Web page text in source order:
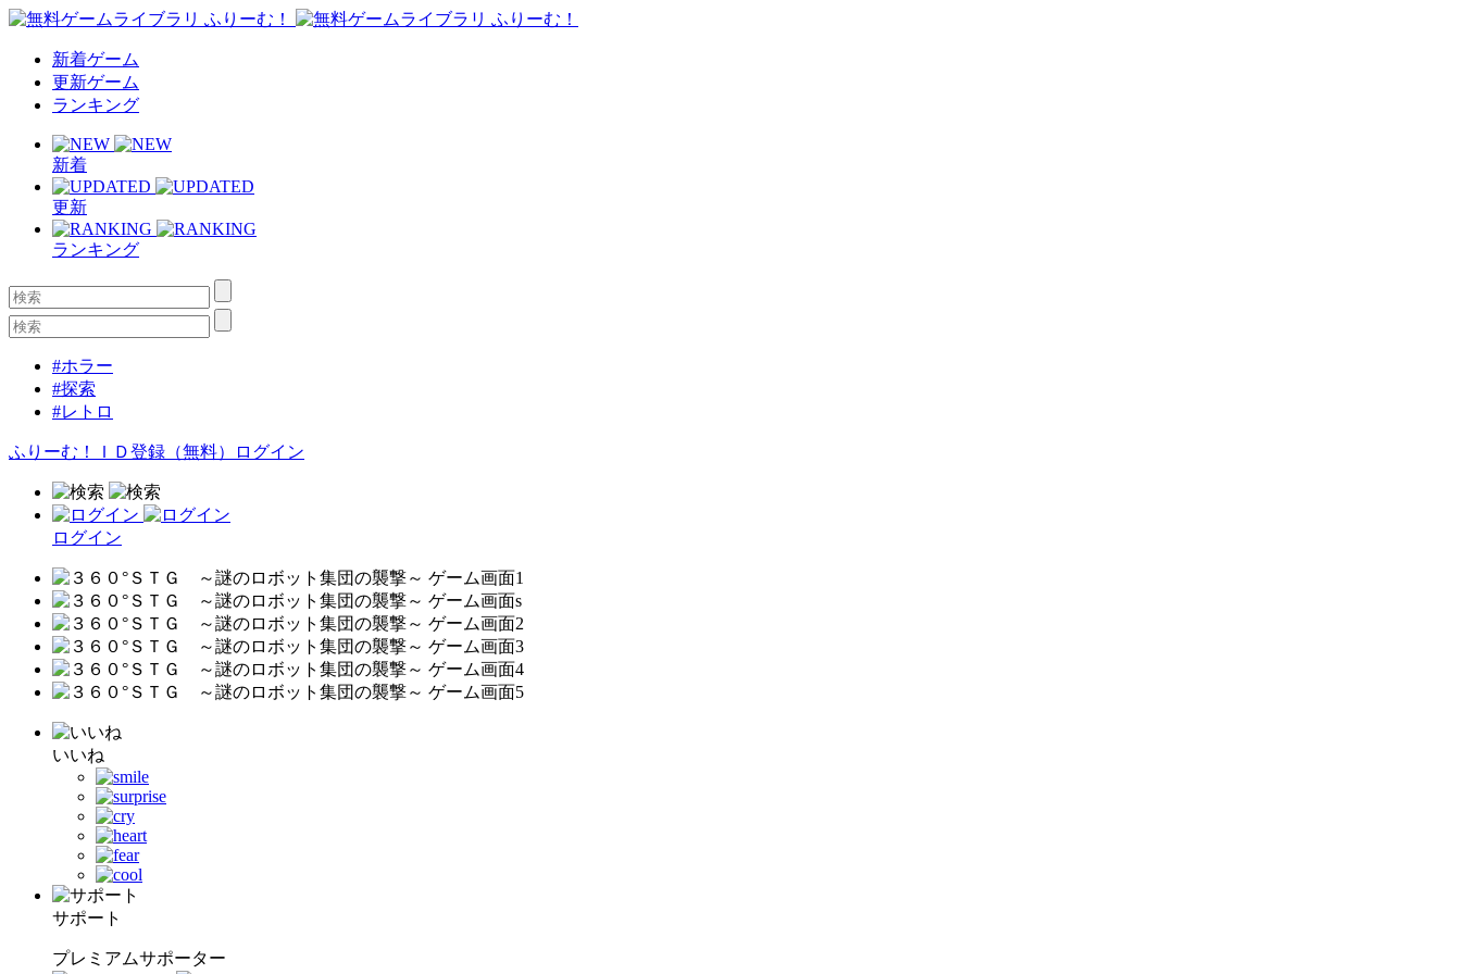
新着ゲーム
更新ゲーム
ランキング
新着
更新
ランキング
#ホラー
#探索
#レトロ
ふりーむ！ＩＤ登録（無料） ログイン
ログイン
いいね
サポート
プレミアムサポーター